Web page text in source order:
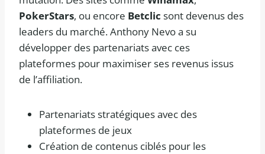
PokerStars, ou encore Betclic sont devenus des
leaders du marché. Anthony Nevo a su
développer des partenariats avec ces
plateformes pour maximiser ses revenus issus
de l’affiliation.
Partenariats stratégiques avec des
plateformes de jeux
Création de contenus ciblés pour les